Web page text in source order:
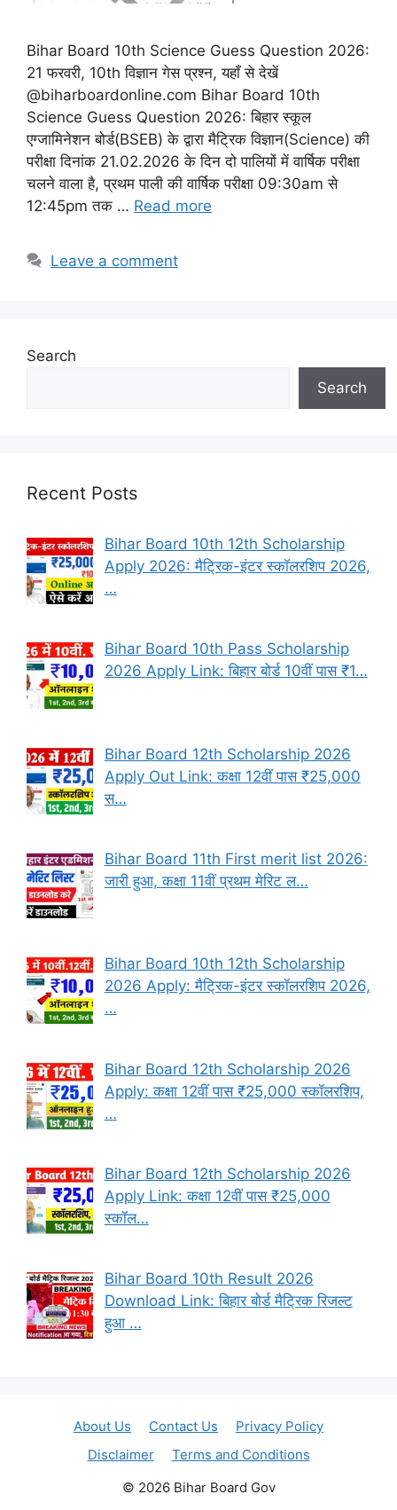
Bihar Board 10th Science Guess Question 2026:
21 फरवरी, 10th विज्ञान गेस प्रश्न, यहाँ से देखें
@biharboardonline.com Bihar Board 10th
Science Guess Question 2026: बिहार स्कूल
एग्जामिनेशन बोर्ड(BSEB) के द्वारा मैट्रिक विज्ञान(Science) की
परीक्षा दिनांक 21.02.2026 के दिन दो पालियों में वार्षिक परीक्षा
चलने वाला है, प्रथम पाली की वार्षिक परीक्षा 09:30am से
12:45pm तक … Read more
Leave a comment
Search
Search
Recent Posts
Bihar Board 10th 12th Scholarship
Apply 2026: मैट्रिक-इंटर स्कॉलरशिप 2026,
…
Bihar Board 10th Pass Scholarship
2026 Apply Link: बिहार बोर्ड 10वीं पास ₹1…
Bihar Board 12th Scholarship 2026
Apply Out Link: कक्षा 12वीं पास ₹25,000
स…
Bihar Board 11th First merit list 2026:
जारी हुआ, कक्षा 11वीं प्रथम मेरिट ल…
Bihar Board 10th 12th Scholarship
2026 Apply: मैट्रिक-इंटर स्कॉलरशिप 2026,
…
Bihar Board 12th Scholarship 2026
Apply: कक्षा 12वीं पास ₹25,000 स्कॉलरशिप,
…
Bihar Board 12th Scholarship 2026
Apply Link: कक्षा 12वीं पास ₹25,000
स्कॉल…
Bihar Board 10th Result 2026
Download Link: बिहार बोर्ड मैट्रिक रिजल्ट
हुआ …
About Us Contact Us
Privacy Policy
Disclaimer
Terms and Conditions
© 2026 Bihar Board Gov